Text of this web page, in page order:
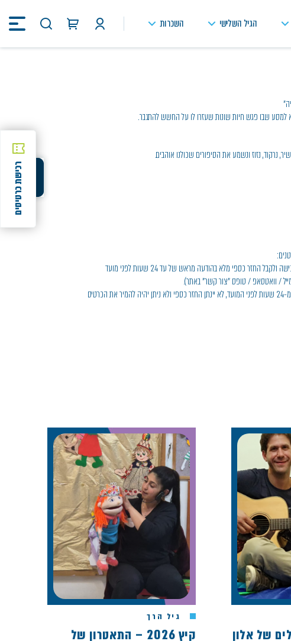
הגיל השלישי השכרות
חיפוש
שיתוף
רכישת כרטיסים
שיתוף
למסע שבו פגש חיות שונות שעזרו לו על החשש להתגבר.
נרקוד, נזוז ונשמע את הסיפורים שכולנו אוהבים.
• ביטול והחזר כספי: ניתן לבטל את הרכישה ולקבל החזר כספי מלא בהודעה מראש של עד 24 שעות לפני מועד
/ וואטסאפ / טופס "צור קשר" באתר).
• ביטול מאוחר: בביטול שייעשה בפחות מ-24 שעות לפני המועד, לא יינתן החזר כספי ולא ניתן יהיה להמיר את הכרטיס
גיל הרך
קיץ 2026 – התאטרון של